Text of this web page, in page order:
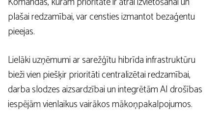
plašai redzamībai, var censties izmantot bezaģentu
pieejas.
Lielāki uzņēmumi ar sarežģītu hibrīda infrastruktūru
bieži vien piešķir prioritāti centralizētai redzamībai,
darba slodzes aizsardzībai un integrētām AI drošības
iespējām vienlaikus vairākos mākoņpakalpojumos.